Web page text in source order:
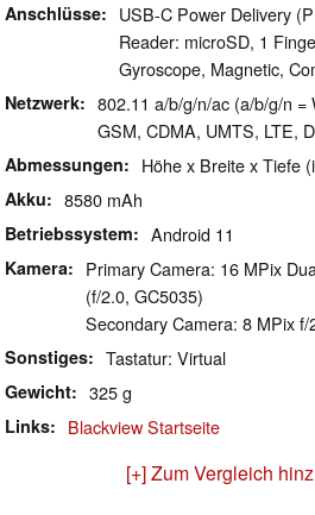
Anschlüsse
USB-C Power Delivery
Reader: microSD, 1
Gyroscope, Magnetic,
Netzwerk
802.11 a/b/g/n/ac (a/b/g/n
GSM, CDMA, UMTS, LTE,
Abmessungen Höhe x Breite x Tiefe
Akku 8580 mAh
Betriebssystem Android 11
Kamera
Primary Camera: 16 MPix
(f/2.0, GC5035)
Secondary Camera: 8 MPix
Sonstiges Tastatur: Virtual
Gewicht 325 g
Links Blackview Startseite
[+] Zum Vergleich